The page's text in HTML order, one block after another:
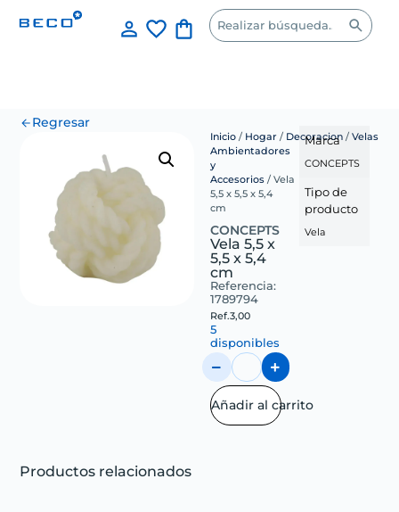
Regresar
Inicio / Hogar / Decoracion /Velas
Ambientadores
y
Accesorios / Vela
5,5 x 5,5 x 5,4
cm
CONCEPTS
Vela 5,5 x
5,5 x 5,4
cm
Referencia:
1789794
Ref.3,00
5
disponibles
Añadir al carrito
Marca
CONCEPTS
Tipo de
producto
Vela
Productos relacionados